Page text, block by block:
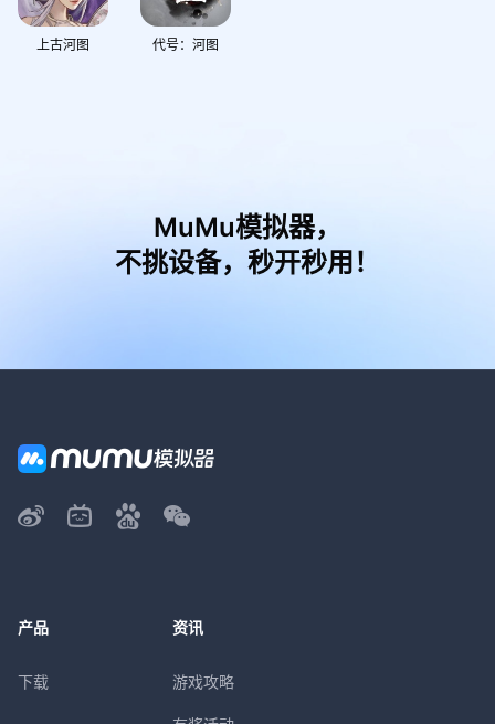
上古河图 代号：河图
MuMu模拟器，
不挑设备，秒开秒用！
产品
下载
资讯
游戏攻略